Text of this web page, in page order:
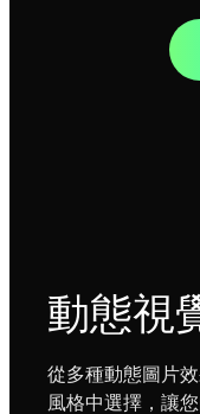
動態視
從多種動態圖片
風格中選擇，讓